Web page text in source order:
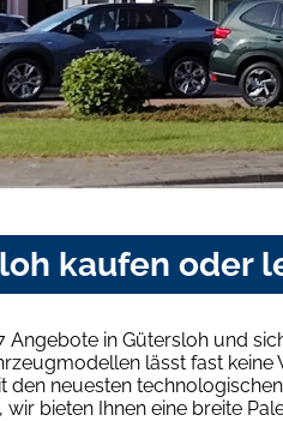
kaufen oder
Angebote in Gütersloh und
lässt fast keine
den neuesten
bieten Ihnen eine breite